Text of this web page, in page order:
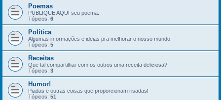
Poemas
PUBLIQUE AQUI seu poema.
Tópicos: 6
Política
Algumas informações e ideias pra melhorar o nosso mundo.
Tópicos: 5
Receitas
Que tal compartilhar com os outros uma receita deliciosa?
Tópicos: 3
Humor!
Piadas e outras coisas que proporcionam risadas!
Tópicos: 51